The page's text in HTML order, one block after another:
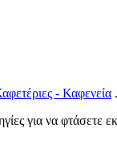
- Καφενεία .
για να φτάσετε